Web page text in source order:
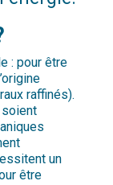
: pour être
raffinés).
un
être